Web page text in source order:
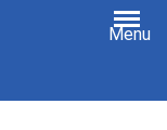
Menu